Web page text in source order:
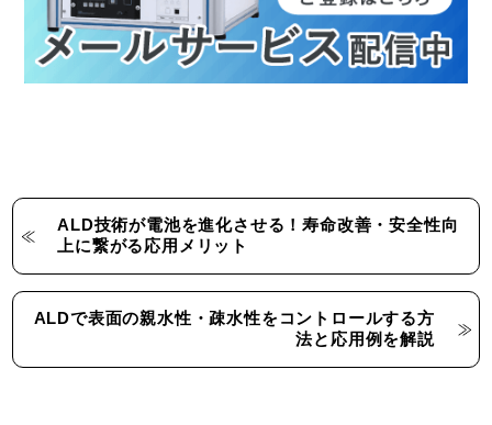
ALD技術が電池を進化させる！寿命改善・安全性向
上に繋がる応用メリット
ALDで表面の親水性・疎水性をコントロールする方
法と応用例を解説